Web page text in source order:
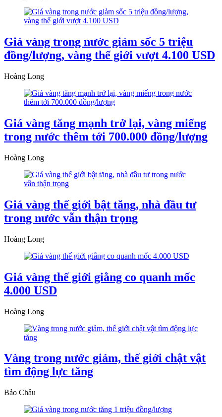
Giá vàng trong nước giảm sốc 5 triệu
đồng/lượng, vàng thế giới vượt 4.100 USD
Hoàng Long
Giá vàng tăng mạnh trở lại, vàng miếng
trong nước thêm tới 700.000 đồng/lượng
Hoàng Long
Giá vàng thế giới bật tăng, nhà đầu tư
trong nước vẫn thận trọng
Hoàng Long
Giá vàng thế giới giằng co quanh mốc
4.000 USD
Hoàng Long
Vàng trong nước giảm, thế giới chật vật
tìm động lực tăng
Bảo Châu